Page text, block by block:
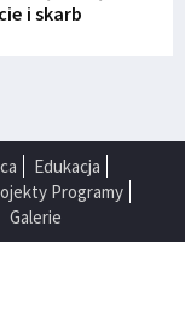
i skarb
Edukacja
Programy
Galerie